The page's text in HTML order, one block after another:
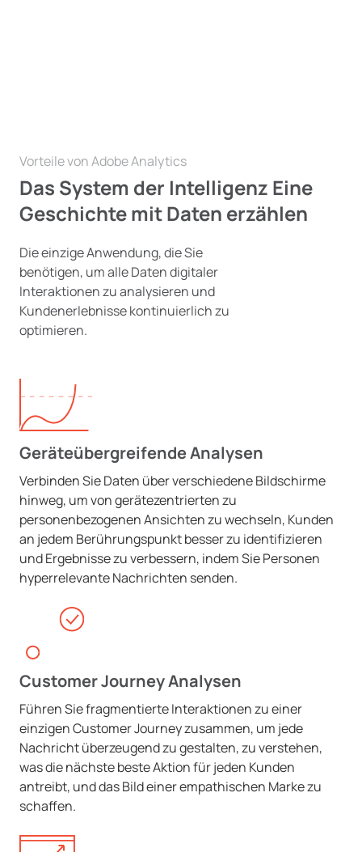
Vorteile von Adobe Analytics
Das System der Intelligenz Eine
Geschichte mit Daten erzählen
Die einzige Anwendung, die Sie
benötigen, um alle Daten digitaler
Interaktionen zu analysieren und
Kundenerlebnisse kontinuierlich zu
optimieren.
Geräteübergreifende Analysen
Verbinden Sie Daten über verschiedene Bildschirme
hinweg, um von gerätezentrierten zu
personenbezogenen Ansichten zu wechseln, Kunden
an jedem Berührungspunkt besser zu identifizieren
und Ergebnisse zu verbessern, indem Sie Personen
hyperrelevante Nachrichten senden.
Customer Journey Analysen
Führen Sie fragmentierte Interaktionen zu einer
einzigen Customer Journey zusammen, um jede
Nachricht überzeugend zu gestalten, zu verstehen,
was die nächste beste Aktion für jeden Kunden
antreibt, und das Bild einer empathischen Marke zu
schaffen.